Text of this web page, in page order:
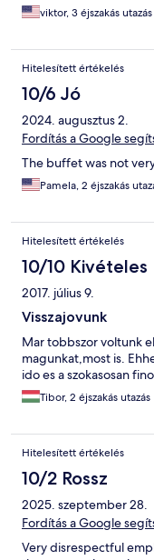
viktor, 3 éjszakás utazás
Hitelesített értékelés
10/6 Jó
2024. augusztus 2.
Fordítás a Google
The buffet was not
Pamela, 2 éjszakás
Hitelesített értékelés
10/10 Kivételes
2017. július 9.
Visszajovunk
Mar tobbszor voltunk
magunkat,most is.
ido es a szokasosan
Tibor, 2 éjszakás utazás
Hitelesített értékelés
10/2 Rossz
2025. szeptember 28.
Fordítás a Google
Very disrespectful